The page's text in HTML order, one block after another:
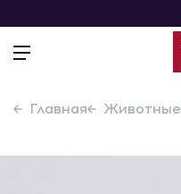
Главная Животные